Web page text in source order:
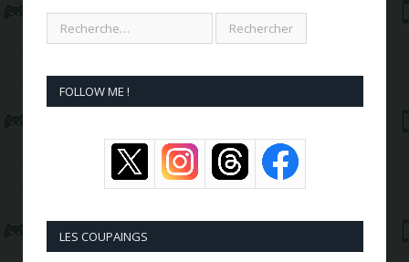
FOLLOW ME !
LES COUPAINGS